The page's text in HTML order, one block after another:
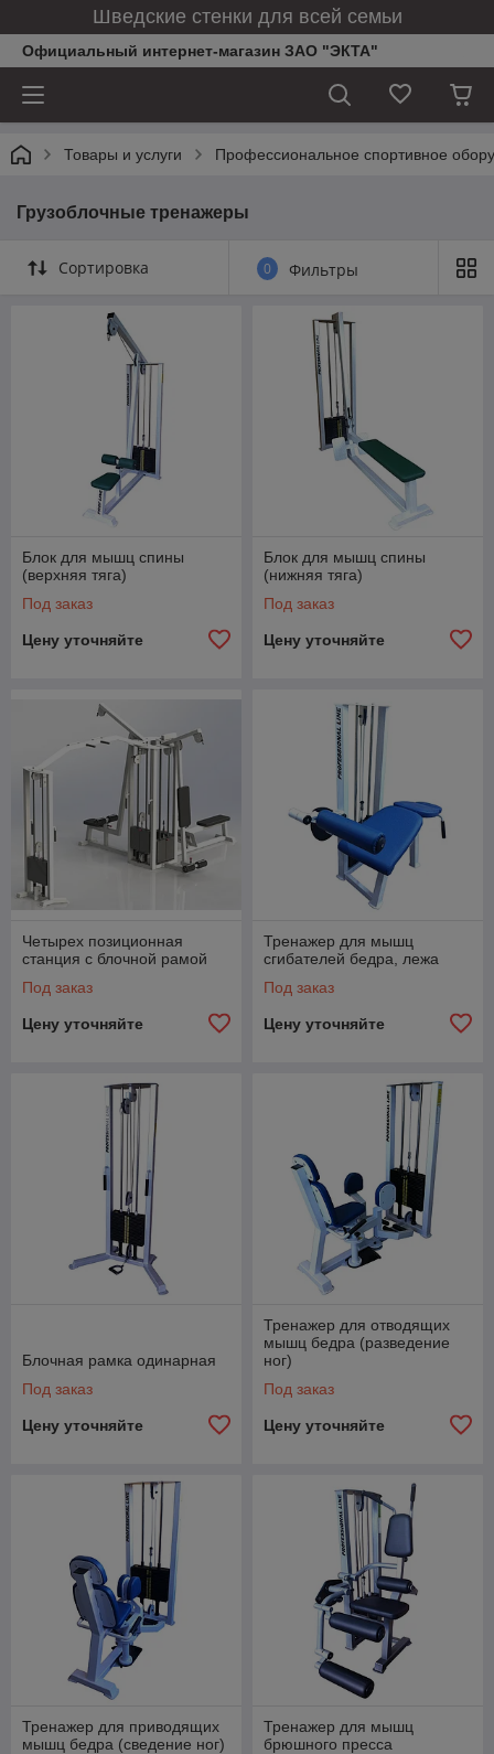
Шведские стенки для всей семьи
Официальный интернет-магазин ЗАО "ЭКТА"
Товары и услуги Профессиональное спортивное
Грузоблочные тренажеры
Сортировка 0 Фильтры
Блок для мышц спины
(верхняя тяга)
Под заказ
Цену уточняйте
Блок для мышц спины
(нижняя тяга)
Под заказ
Цену уточняйте
Четырех позиционная
станция с блочной рамой
Под заказ
Цену уточняйте
Тренажер для мышц
сгибателей бедра, лежа
Под заказ
Цену уточняйте
Блочная рамка одинарная
Под заказ
Цену уточняйте
Тренажер для отводящих
мышц бедра (разведение
ног)
Под заказ
Цену уточняйте
Тренажер для приводящих
мышц бедра (сведение ног)
Тренажер для мышц
брюшного пресса